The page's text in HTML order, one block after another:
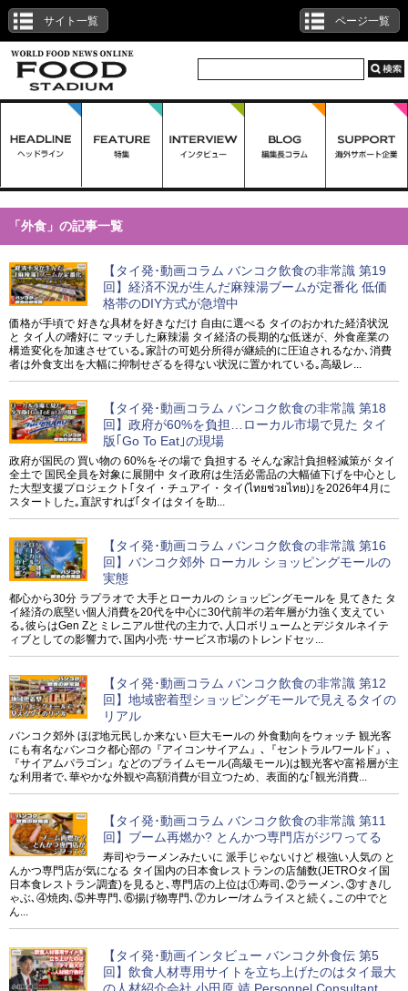
サイト一覧 ページ一覧
「外食」の記事一覧
【タイ発･動画コラム バンコク飲食の非常識 第19
回】経済不況が生んだ麻辣湯ブームが定番化 低価
格帯のDIY方式が急増中
価格が手頃で 好きな具材を好きなだけ 自由に選べる タイのおかれた経済状況
と タイ人の嗜好に マッチした麻辣湯 タイ経済の長期的な低迷が、外食産業の
構造変化を加速させている｡家計の可処分所得が継続的に圧迫されるなか､消費
者は外食支出を大幅に抑制せざるを得ない状況に置かれている｡高級レ...
【タイ発･動画コラム バンコク飲食の非常識 第18
回】政府が60%を負担…ローカル市場で見た タイ
版｢Go To Eat｣の現場
政府が国民の 買い物の 60%をその場で 負担する そんな家計負担軽減策が タイ
全土で 国民全員を対象に展開中 タイ政府は生活必需品の大幅値下げを中心とし
た大型支援プロジェクト｢タイ・チュアイ・タイ(ไทยช่วยไทย)｣を2026年4月に
スタートした｡直訳すれば｢タイはタイを助...
【タイ発･動画コラム バンコク飲食の非常識 第16
回】バンコク郊外 ローカル ショッピングモールの
実態
都心から30分 ラプラオで 大手とローカルの ショッピングモールを 見てきた タ
イ経済の底堅い個人消費を20代を中心に30代前半の若年層が力強く支えてい
る｡彼らはGen Zとミレニアル世代の主力で､人口ボリュームとデジタルネイテ
ィブとしての影響力で､国内小売･サービス市場のトレンドセッ...
【タイ発･動画コラム バンコク飲食の非常識 第12
回】地域密着型ショッピングモールで見えるタイの
リアル
バンコク郊外 ほぼ地元民しか来ない 巨大モールの 外食動向をウォッチ 観光客
にも有名なバンコク都心部の『アイコンサイアム』､『セントラルワールド』､
『サイアムパラゴン』などのプライムモール(高級モール)は観光客や富裕層が主
な利用者で､華やかな外観や高額消費が目立つため、表面的な｢観光消費...
【タイ発･動画コラム バンコク飲食の非常識 第11
回】ブーム再燃か? とんかつ専門店がジワってる
寿司やラーメンみたいに 派手じゃないけど 根強い人気の と
んかつ専門店が気になる タイ国内の日本食レストランの店舗数(JETROタイ国
日本食レストラン調査)を見ると､専門店の上位は①寿司､②ラーメン､③すき/し
ゃぶ､④焼肉､⑤丼専門､⑥揚げ物専門､⑦カレー/オムライスと続く｡この中でと
ん...
【タイ発･動画インタビュー バンコク外食伝 第5
回】飲食人材専用サイトを立ち上げたのはタイ最大
の人材紹介会社 小田原 靖 Personnel Consultant